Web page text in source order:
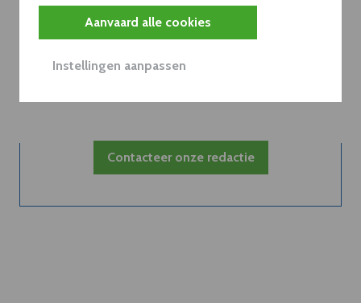
Aanvaard alle cookies
Instellingen aanpassen
Belangrijk nieuws te
Contacteer onze redactie